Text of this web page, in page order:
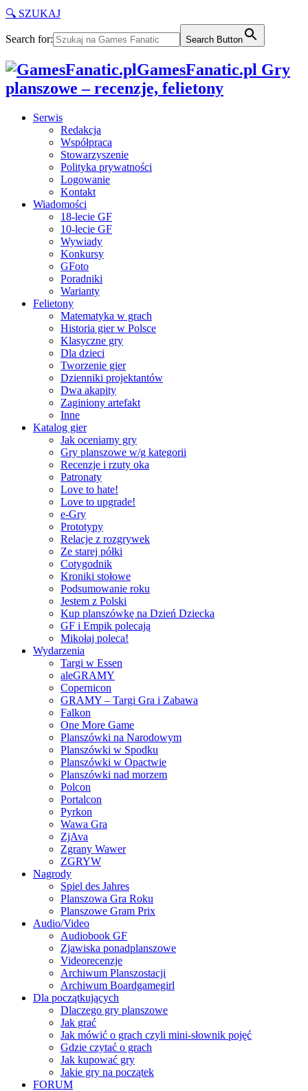
🔍 SZUKAJ
Search for: Search Button
GamesFanatic.pl Gry
planszowe – recenzje, felietony
Serwis
Redakcja
Współpraca
Stowarzyszenie
Polityka prywatności
Logowanie
Kontakt
Wiadomości
18-lecie GF
10-lecie GF
Wywiady
Konkursy
GFoto
Poradniki
Warianty
Felietony
Matematyka w grach
Historia gier w Polsce
Klasyczne gry
Dla dzieci
Tworzenie gier
Dzienniki projektantów
Dwa akapity
Zaginiony artefakt
Inne
Katalog gier
Jak oceniamy gry
Gry planszowe w/g kategorii
Recenzje i rzuty oka
Patronaty
Love to hate!
Love to upgrade!
e-Gry
Prototypy
Relacje z rozgrywek
Ze starej półki
Cotygodnik
Kroniki stołowe
Podsumowanie roku
Jestem z Polski
Kup planszówkę na Dzień Dziecka
GF i Empik polecają
Mikołaj poleca!
Wydarzenia
Targi w Essen
aleGRAMY
Copernicon
GRAMY – Targi Gra i Zabawa
Falkon
One More Game
Planszówki na Narodowym
Planszówki w Spodku
Planszówki w Opactwie
Planszówki nad morzem
Polcon
Portalcon
Pyrkon
Wawa Gra
ZjAva
Zgrany Wawer
ZGRYW
Nagrody
Spiel des Jahres
Planszowa Gra Roku
Planszowe Gram Prix
Audio/Video
Audiobook GF
Zjawiska ponadplanszowe
Videorecenzje
Archiwum Planszostacji
Archiwum Boardgamegirl
Dla początkujących
Dlaczego gry planszowe
Jak grać
Jak mówić o grach czyli mini-słownik pojęć
Gdzie czytać o grach
Jak kupować gry
Jakie gry na początek
FORUM